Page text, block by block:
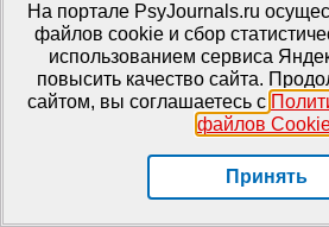
создании инклюзивной
баланса между разными
целей образования, а также
и образования.
Литература
На портале PsyJournals.ru
файлов cookie и сбор
использованием сервиса
повысить качество сайта.
сайтом, вы соглашаетесь с
файлов
Принять